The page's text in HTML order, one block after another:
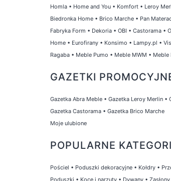
Homla • Home and You • Komfort • Leroy
Biedronka Home • Brico Marche • Pan
Fabryka Form • Dekoria • OBI • Castorama •
Home • Eurofirany • Konsimo • Lampy.pl •
Ragaba • Meble Pumo • Meble MWM • Meble
GAZETKI
Gazetka Abra Meble • Gazetka Leroy Merlin •
Gazetka Castorama • Gazetka Brico Marche
Moje ulubione
POPULARNE
Pościel • Poduszki dekoracyjne • Kołdry •
Poduszki • Koce i narzuty • Dywany •